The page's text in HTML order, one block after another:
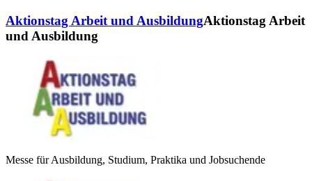
Aktionstag Arbeit und AusbildungAktionstag Arbeit
und Ausbildung
Messe für Ausbildung, Studium, Praktika und Jobsuchende